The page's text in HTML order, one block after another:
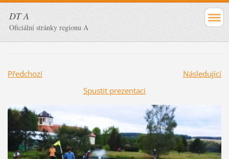
DT A
Oficiální stránky regionu A
Předchozí
Následující
Spustit prezentaci